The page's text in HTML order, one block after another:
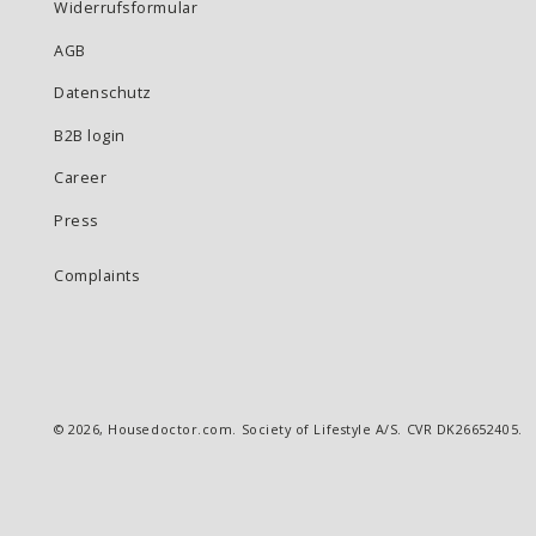
Widerrufsformular
AGB
Datenschutz
B2B login
Career
Press
Complaints
© 2026, Housedoctor.com. Society of Lifestyle A/S. CVR DK26652405.